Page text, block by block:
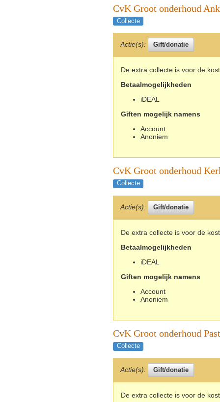
CvK Groot onderhoud
Collecte
Actie(s):
De extra collecte is voor de
Betaalmogelijkheden
iDEAL
Giften mogelijk namens
Account
Anoniem
CvK Groot onderhoud
Collecte
Actie(s):
De extra collecte is voor de
Betaalmogelijkheden
iDEAL
Giften mogelijk namens
Account
Anoniem
CvK Groot onderhoud
Collecte
Actie(s):
De extra collecte is voor de